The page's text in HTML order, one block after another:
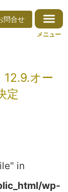
問合せ
オー
定
in
wp-